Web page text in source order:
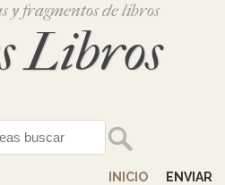
y fragmentos de libros
Libros
INICIO
ENVIAR